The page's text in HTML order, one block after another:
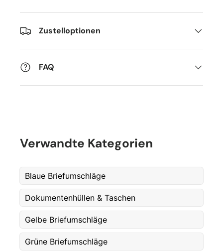
Zustelloptionen
FAQ
Verwandte Kategorien
Blaue Briefumschläge
Dokumentenhüllen & Taschen
Gelbe Briefumschläge
Grüne Briefumschläge